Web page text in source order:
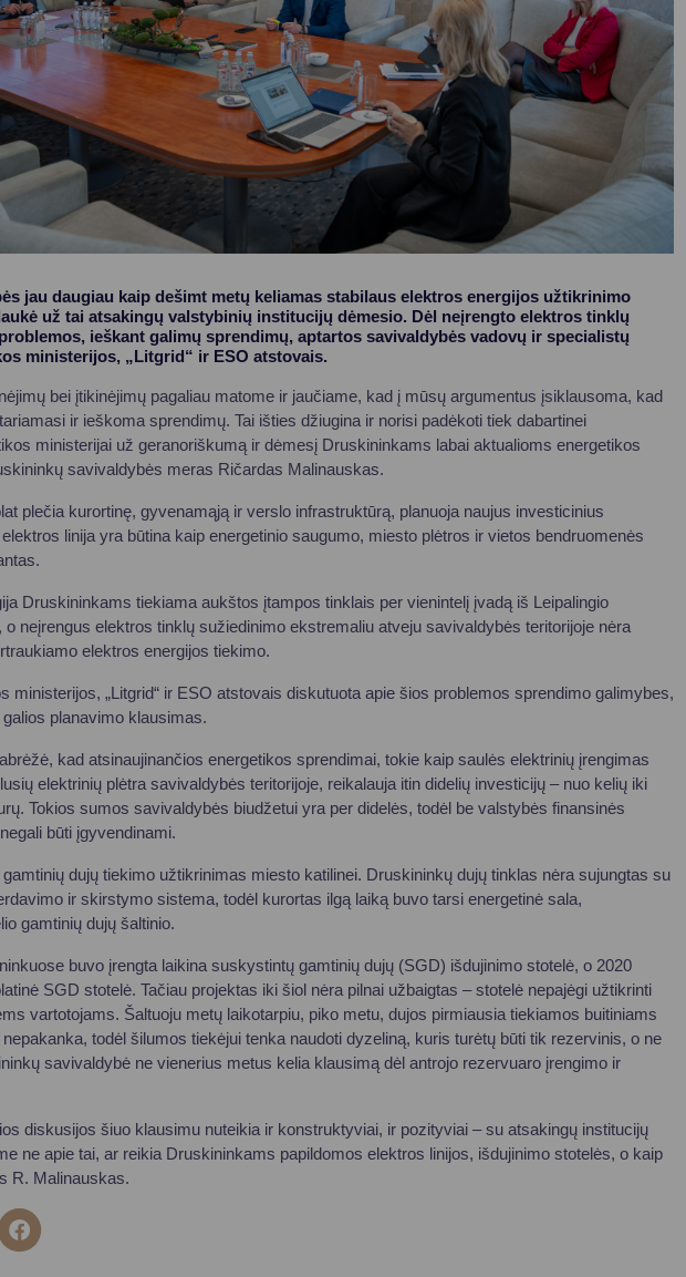
jau daugiau kaip dešimt metų keliamas stabilaus elektros energijos užtikrinimo
už tai atsakingų valstybinių institucijų dėmesio. Dėl neįrengto elektros tinklų
ieškant galimų sprendimų, aptartos savivaldybės vadovų ir specialistų
ministerijos, „Litgrid“ ir ESO atstovais.
bei įtikinėjimų pagaliau matome ir jaučiame, kad į mūsų argumentus įsiklausoma, kad
ir ieškoma sprendimų. Tai išties džiugina ir norisi padėkoti tiek dabartinei
ministerijai už geranoriškumą ir dėmesį Druskininkams labai aktualioms energetikos
savivaldybės meras Ričardas Malinauskas.
plečia kurortinę, gyvenamąją ir verslo infrastruktūrą, planuoja naujus investicinius
elektros linija yra būtina kaip energetinio saugumo, miesto plėtros ir vietos bendruomenės
Druskininkams tiekiama aukštos įtampos tinklais per vienintelį įvadą iš Leipalingio
o neįrengus elektros tinklų sužiedinimo ekstremaliu atveju savivaldybės teritorijoje nėra
elektros energijos tiekimo.
ministerijos, „Litgrid“ ir ESO atstovais diskutuota apie šios problemos sprendimo galimybes,
galios planavimo klausimas.
kad atsinaujinančios energetikos sprendimai, tokie kaip saulės elektrinių įrengimas
elektrinių plėtra savivaldybės teritorijoje, reikalauja itin didelių investicijų – nuo kelių iki
Tokios sumos savivaldybės biudžetui yra per didelės, todėl be valstybės finansinės
būti įgyvendinami.
gamtinių dujų tiekimo užtikrinimas miesto katilinei. Druskininkų dujų tinklas nėra sujungtas su
ir skirstymo sistema, todėl kurortas ilgą laiką buvo tarsi energetinė sala,
gamtinių dujų šaltinio.
buvo įrengta laikina suskystintų gamtinių dujų (SGD) išdujinimo stotelė, o 2020
SGD stotelė. Tačiau projektas iki šiol nėra pilnai užbaigtas – stotelė nepajėgi užtikrinti
vartotojams. Šaltuoju metų laikotarpiu, piko metu, dujos pirmiausia tiekiamos buitiniams
nepakanka, todėl šilumos tiekėjui tenka naudoti dyzeliną, kuris turėtų būti tik rezervinis, o ne
savivaldybė ne vienerius metus kelia klausimą dėl antrojo rezervuaro įrengimo ir
diskusijos šiuo klausimu nuteikia ir konstruktyviai, ir pozityviai – su atsakingų institucijų
ne apie tai, ar reikia Druskininkams papildomos elektros linijos, išdujinimo stotelės, o kaip
R. Malinauskas.